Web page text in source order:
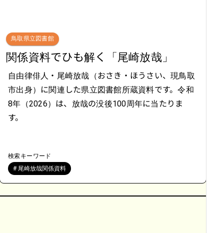
鳥取県立図書館
関係資料でひも解く「尾崎放哉」
自由律俳人・尾崎放哉（おさき・ほうさい、現鳥取
市出身）に関連した県立図書館所蔵資料です。令和
8年（2026）は、放哉の没後100周年に当たりま
す。
検索キーワード
# 尾崎放哉関係資料